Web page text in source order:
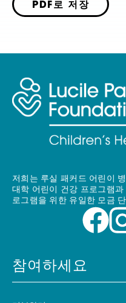
PDF로 저장
저희는 루실 패커드 어린이
대학 어린이 건강 프로그램
로그램을 위한 유일한 모금
참여하세요